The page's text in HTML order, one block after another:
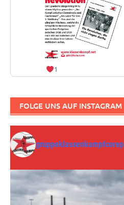
1
FOLGE UNS AUF INSTAGRAM
gruppeklassenkampfcorep